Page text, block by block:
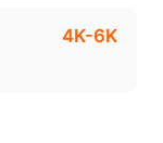
4K-6K